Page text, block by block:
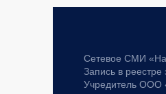
Сетевое СМИ
Запись в
Учредитель ООО